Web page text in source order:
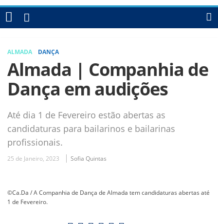
ALMADA DANÇA
Almada | Companhia de
Dança em audições
Até dia 1 de Fevereiro estão abertas as
candidaturas para bailarinos e bailarinas
profissionais.
25 de Janeiro, 2023 Sofia Quintas
©Ca.Da / A Companhia de Dança de Almada tem candidaturas abertas até
1 de Fevereiro.